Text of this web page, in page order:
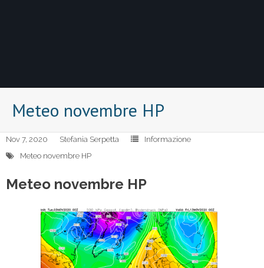
Meteo novembre HP
Nov 7, 2020 Stefania Serpetta
Informazione
Meteo novembre HP
Meteo novembre HP